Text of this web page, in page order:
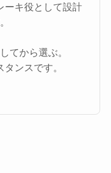
ーキ役として設計
てから選ぶ。
ンスです。